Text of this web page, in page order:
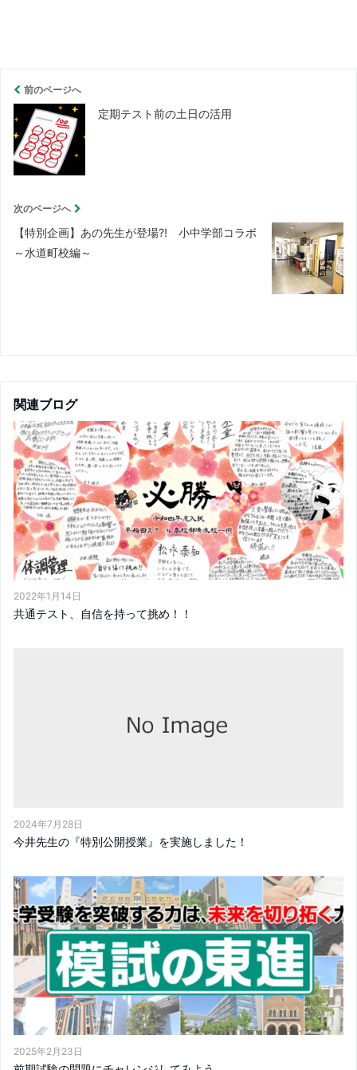
前のページへ
定期テスト前の土日の活用
次のページへ
【特別企画】あの先生が登場⁈ 小中学部コラボ
～水道町校編～
関連ブログ
2022年1月14日
共通テスト、自信を持って挑め！！
2024年7月28日
今井先生の『特別公開授業』を実施しました！
2025年2月23日